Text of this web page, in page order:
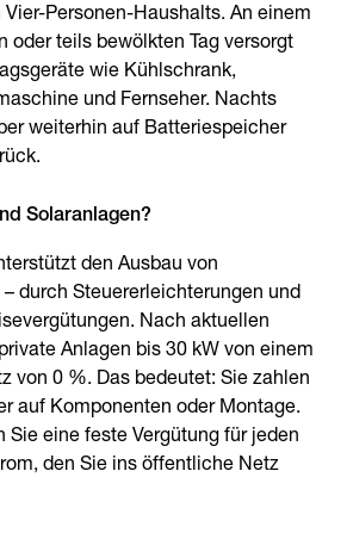
Personen-Haushalts. An einem
oder teils bewölkten Tag versorgt
wie Kühlschrank,
und Fernseher. Nachts
weiterhin auf Batteriespeicher
Solaranlagen?
den Ausbau von
durch Steuererleichterungen und
Nach aktuellen
Anlagen bis 30 kW von einem
von 0 %. Das bedeutet: Sie zahlen
auf Komponenten oder Montage.
Sie eine feste Vergütung für jeden
den Sie ins öffentliche Netz